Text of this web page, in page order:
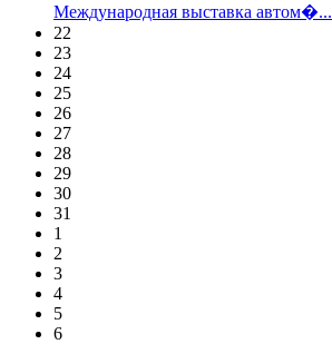
Международная выставка автом�...
22
23
24
25
26
27
28
29
30
31
1
2
3
4
5
6